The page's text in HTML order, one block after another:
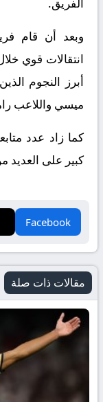
وبعد أن قام
انتقالات قوي
أبرز النجوم
ميسي واللاعب
كما زاد عدد
كبير على العديد
Facebook
مقالات ذات صلة